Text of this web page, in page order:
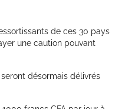
de ces 30 pays
une caution pouvant
désormais délivrés